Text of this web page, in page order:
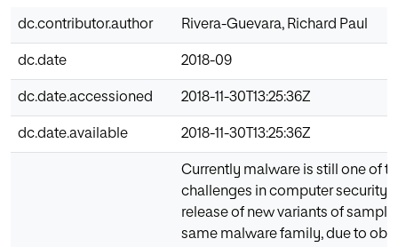
dc.contributor.author Rivera-Guevara, Richard Paul
dc.date 2018-09
dc.date.accessioned 2018-11-30T13:25:36Z
dc.date.available 2018-11-30T13:25:36Z
Currently malware is still one of
challenges in computer security.
release of new variants of
same malware family, due to